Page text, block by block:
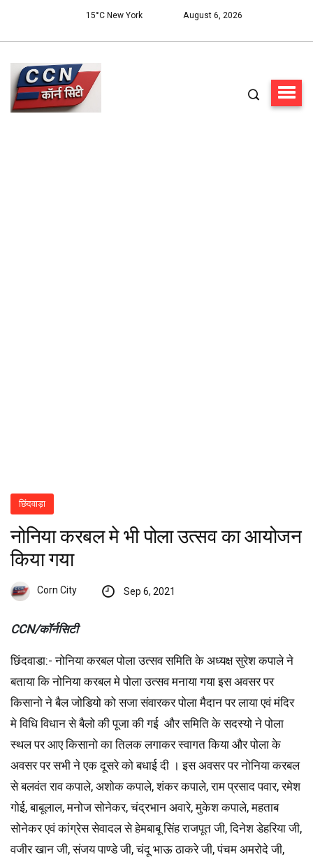
15°C New York August 6, 2026
छिंदवाड़ा
नोनिया करबल मे भी पोला उत्सव का आयोजन
किया गया
Corn City Sep 6, 2021
CCN/कॉर्नसिटी
छिंदवाडा:- नोनिया करबल पोला उत्सव समिति के अध्यक्ष सुरेश कपाले ने
बताया कि नोनिया करबल मे पोला उत्सव मनाया गया इस अवसर पर
किसानो ने बैल जोडियो को सजा संवारकर पोला मैदान पर लाया एवं मंदिर
मे विधि विधान से बैलो की पूजा की गई और समिति के सदस्यो ने पोला
स्थल पर आए किसानो का तिलक लगाकर स्वागत किया और पोला के
अवसर पर सभी ने एक दूसरे को बधाई दी । इस अवसर पर नोनिया करबल
से बलवंत राव कपाले, अशोक कपाले, शंकर कपाले, राम प्रसाद पवार, रमेश
गोई, बाबूलाल, मनोज सोनेकर, चंद्रभान अवारे, मुकेश कपाले, महताब
सोनेकर एवं कांग्रेस सेवादल से हेमबाबू सिंह राजपूत जी, दिनेश डेहरिया जी,
वजीर खान जी, संजय पाण्डे जी, चंदू भाऊ ठाकरे जी, पंचम अमरोदे जी,